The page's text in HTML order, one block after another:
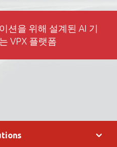
션을 위해 설계된 AI 기
VPX 플랫폼